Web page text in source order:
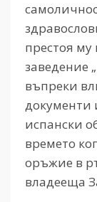
престоя
заведение
въпреки
документи
испански
времето
оръжие в
владееща